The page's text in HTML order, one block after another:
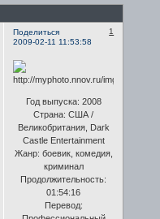
Поделиться
1
2009-02-11 11:53:58
Год выпуска: 2008
Страна: США /
Великобритания, Dark
Castle Entertainment
Жанр: боевик, комедия,
криминал
Продолжительность:
01:54:16
Перевод: